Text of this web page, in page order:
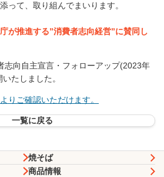
って、取り組んでまいります。
が推進する”消費者志向経営”に賛同し
志向自主宣言・フォローアップ(2023年
たしました。
りご確認いただけます。
一覧に戻る
焼そば
商品情報